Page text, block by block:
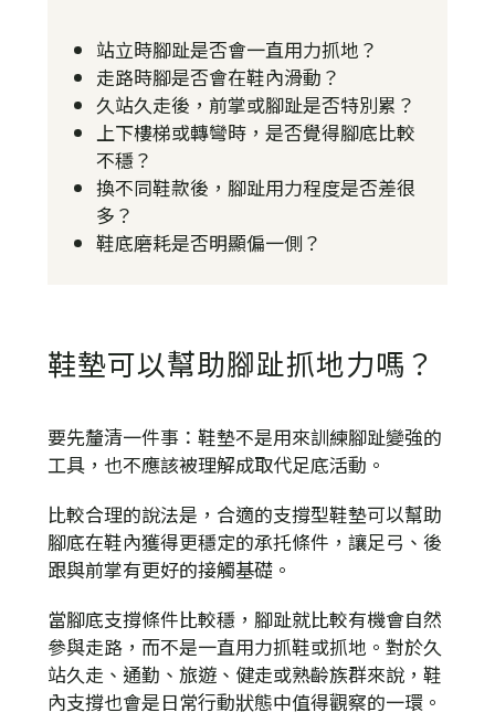
站立時腳趾是否會一直用力抓地？
走路時腳是否會在鞋內滑動？
久站久走後，前掌或腳趾是否特別累？
上下樓梯或轉彎時，是否覺得腳底比較
不穩？
換不同鞋款後，腳趾用力程度是否差很
多？
鞋底磨耗是否明顯偏一側？
鞋墊可以幫助腳趾抓地力嗎？
要先釐清一件事：鞋墊不是用來訓練腳趾變強的
工具，也不應該被理解成取代足底活動。
比較合理的說法是，合適的支撐型鞋墊可以幫助
腳底在鞋內獲得更穩定的承托條件，讓足弓、後
跟與前掌有更好的接觸基礎。
當腳底支撐條件比較穩，腳趾就比較有機會自然
參與走路，而不是一直用力抓鞋或抓地。對於久
站久走、通勤、旅遊、健走或熟齡族群來說，鞋
內支撐也會是日常行動狀態中值得觀察的一環。